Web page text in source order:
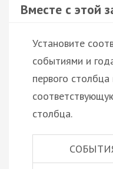
Вместе с этой
Установите
событиями и
первого
столбца.